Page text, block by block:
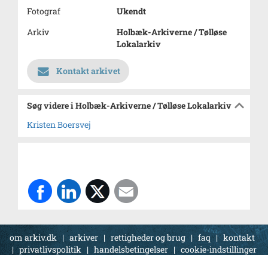
Fotograf
Ukendt
Arkiv
Holbæk-Arkiverne / Tølløse
Lokalarkiv
Kontakt arkivet
Søg videre i Holbæk-Arkiverne / Tølløse Lokalarkiv
Kristen Boersvej
om arkiv.dk | arkiver | rettigheder og brug | faq | kontakt
|privatlivspolitik | handelsbetingelser | cookie-indstillinger